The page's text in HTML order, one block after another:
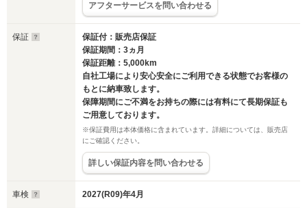
アフターサービスを問い合わせる
保証
保証付：販売店保証
保証期間：3ヵ月
保証距離：5,000km
自社工場により安心安全にご利用できる状態でお客様の
もとに納車致します。
保障期間にご不満をお持ちの際には有料にて長期保証も
ご用意しております。
※保証費用は本体価格に含まれています。詳細については、販売店
にご確認ください。
詳しい保証内容を問い合わせる
車検 2027(R09)年4月